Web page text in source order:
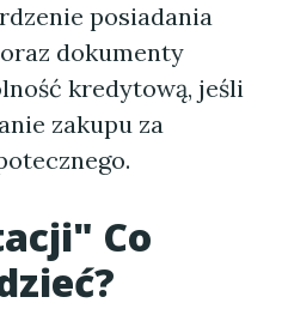
posiadania
dokumenty
kredytową, jeśli
zakupu za
Co